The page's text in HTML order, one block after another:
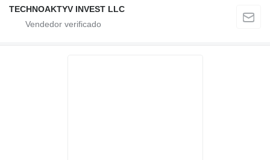
TECHNOAKTYV INVEST LLC